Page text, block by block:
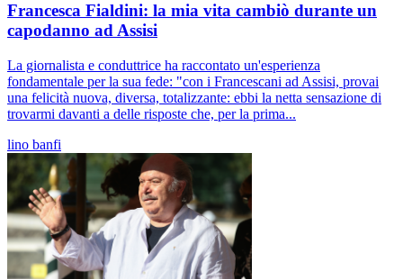
Francesca Fialdini: la mia vita cambiò durante un
capodanno ad Assisi
La giornalista e conduttrice ha raccontato un'esperienza
fondamentale per la sua fede: "con i Francescani ad Assisi, provai
una felicità nuova, diversa, totalizzante: ebbi la netta sensazione di
trovarmi davanti a delle risposte che, per la prima...
lino banfi